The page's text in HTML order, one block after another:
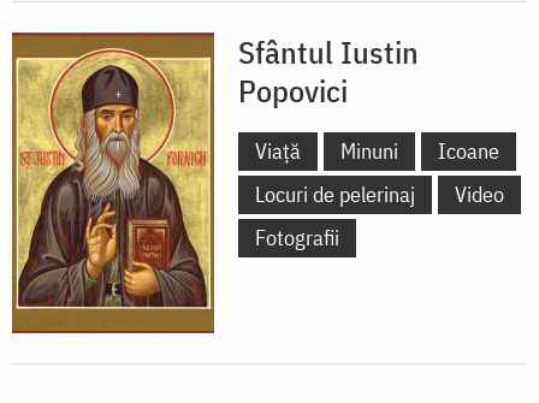
Sfântul Iustin
Popovici
Viață Minuni
Icoane
Locuri de pelerinaj
Video
Fotografii